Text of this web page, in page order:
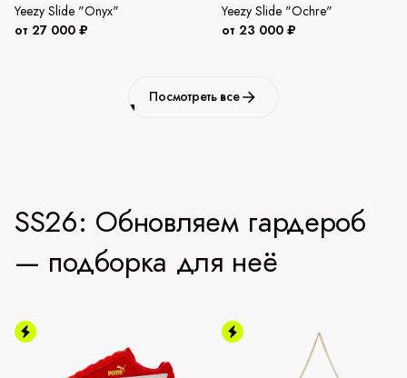
Yeezy Slide "Onyx"
от 27 000 ₽
Yeezy Slide "Ochre"
от 23 000 ₽
Посмотреть все
SS26: Обновляем гардероб
— подборка для неё